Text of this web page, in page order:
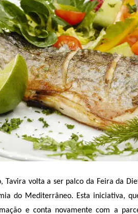
Tavira volta a ser palco da Feira da
do Mediterrâneo. Esta iniciativa,
e conta novamente com a